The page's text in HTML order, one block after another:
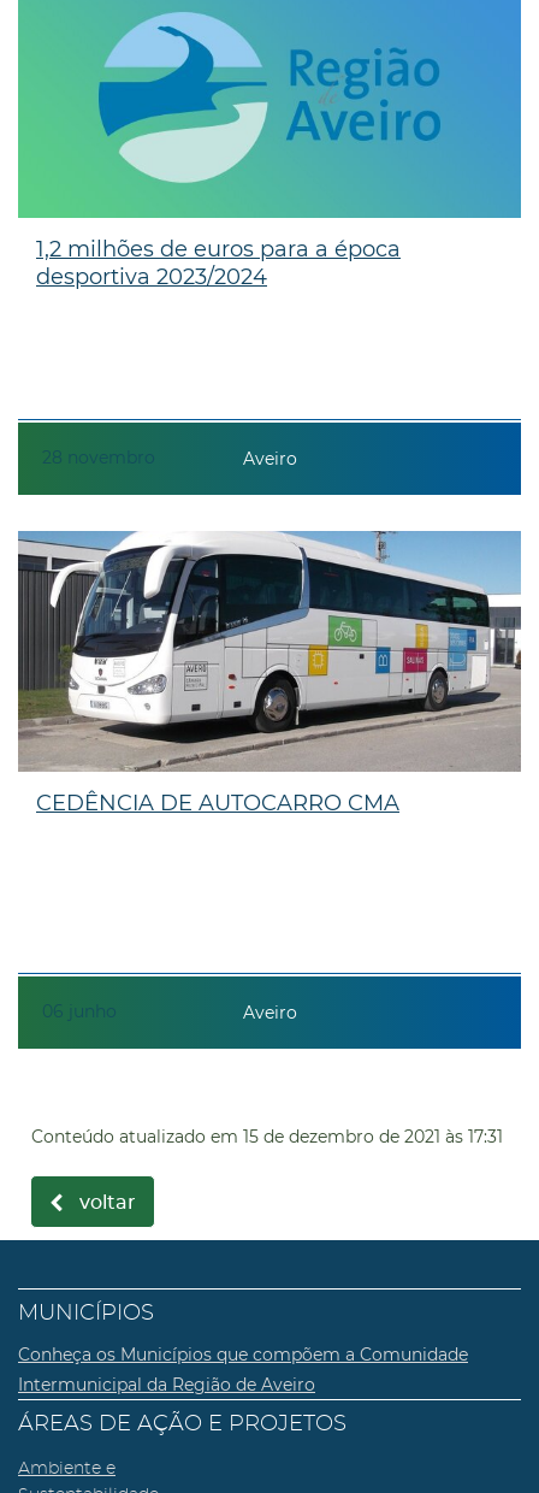
28 novembro
1,2 milhões de euros para a época
desportiva 2023/2024
Aveiro
06 junho
CEDÊNCIA DE AUTOCARRO CMA
Aveiro
Conteúdo atualizado em 15 de dezembro de 2021 às 17:31
voltar
MUNICÍPIOS
Conheça os Municípios que compõem a Comunidade
Intermunicipal da Região de Aveiro
ÁREAS DE AÇÃO E PROJETOS
Ambiente e